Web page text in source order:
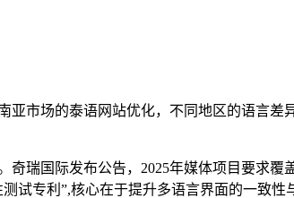
市场的泰语网站优化，不同地区的语言
瑞国际发布公告，2025年媒体项目要求
试专利”,核心在于提升多语言界面的一致性